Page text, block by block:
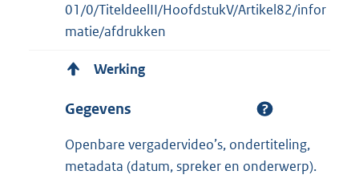
01/0/TiteldeelII/HoofdstukV/Artikel82/infor
matie/afdrukken
Werking
Gegevens
Openbare vergadervideo’s, ondertiteling,
metadata (datum, spreker en onderwerp).